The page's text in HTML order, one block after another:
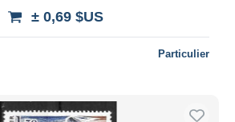
± 0,69 $US
Particulier